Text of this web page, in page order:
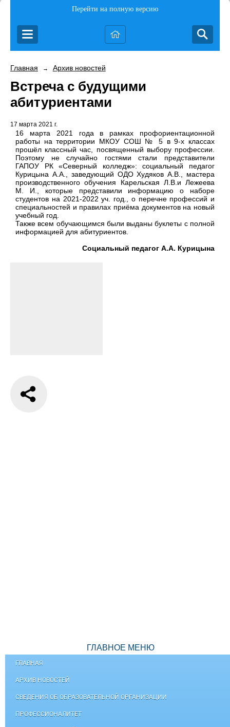
Перейти на полную версию
Главная → Архив новостей
Встреча с будущими
абитуриентами
17 марта 2021 г.
16 марта 2021 года в рамках профориентационной
работы на территории МКОУ СОШ № 5 в 9-х классах
прошёл классный час, посвященный выбору профессии.
Поэтому не случайно гостями стали представители
ГАПОУ РК «Северный колледж»: социальный педагог
Курицына А.А., заведующий ОДО Худяков А.В., мастера
производственного обучения Карельская Л.В.и Лежеева
М. И., которые представили информацию о наборе
студентов на 2021-2022 уч. год., о перечне профессий и
специальностей и правилах приёма документов на новый
учебный год.
Также всем обучающимся были выданы буклеты с полной
информацией для абитуриентов.
Социальный педагог А.А. Курицына
ГЛАВНОЕ МЕНЮ
ГЛАВНАЯ
АРХИВ НОВОСТЕЙ
СВЕДЕНИЯ ОБ ОБРАЗОВАТЕЛЬНОЙ ОРГАНИЗАЦИИ
ПРОФЕССИОНАЛИТЕТ